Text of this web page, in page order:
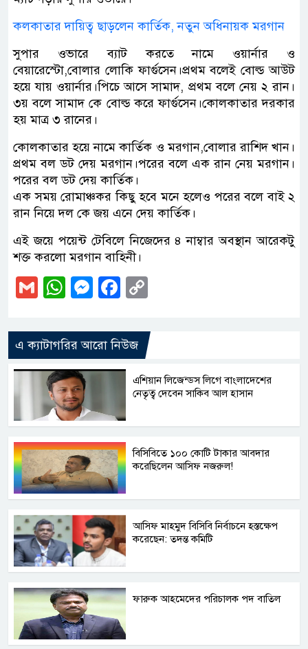
কলকাতার দায়িত্ব ছাড়লেন কার্তিক, নতুন অধিনায়ক মরগান
সুপার ওভারে ব্যাট করতে নামে ওয়ার্নার ও
বেয়ারেস্টো,বোলার লোকি ফার্গুসেন।প্রথম বলেই বোল্ড আউট
হয়ে যায় ওয়ার্নার।পিচে আসে সামাদ, প্রথম বলে নেয় ২ রান।
৩য় বলে সামাদ কে বোল্ড করে ফার্গুসেন।কোলকাতার দরকার
হয় মাত্র ৩ রানের।
কোলকাতার হয়ে নামে কার্তিক ও মরগান,বোলার রাশিদ খান।
প্রথম বল ডট দেয় মরগান।পরের বলে এক রান নেয় মরগান।
পরের বল ডট দেয় কার্তিক।
এক সময় রোমাঞ্চকর কিছু হবে মনে হলেও পরের বলে বাই ২
রান নিয়ে দল কে জয় এনে দেয় কার্তিক।
এই জয়ে পয়েন্ট টেবিলে নিজেদের ৪ নাম্বার অবস্থান আরেকটু
শক্ত করলো মরগান বাহিনী।
GmailWhatsApp
Messenger
Facebook
এ ক্যাটাগরির আরো নিউজ
এশিয়ান লিজেন্ডস লিগে বাংলাদেশের
নেতৃত্ব দেবেন সাকিব আল হাসান
বিসিবিতে ১০০ কোটি টাকার আবদার
করেছিলেন আসিফ নজরুল!
আসিফ মাহমুদ বিসিবি নির্বাচনে হস্তক্ষেপ
করেছেন: তদন্ত কমিটি
ফারুক আহমেদের পরিচালক পদ বাতিল